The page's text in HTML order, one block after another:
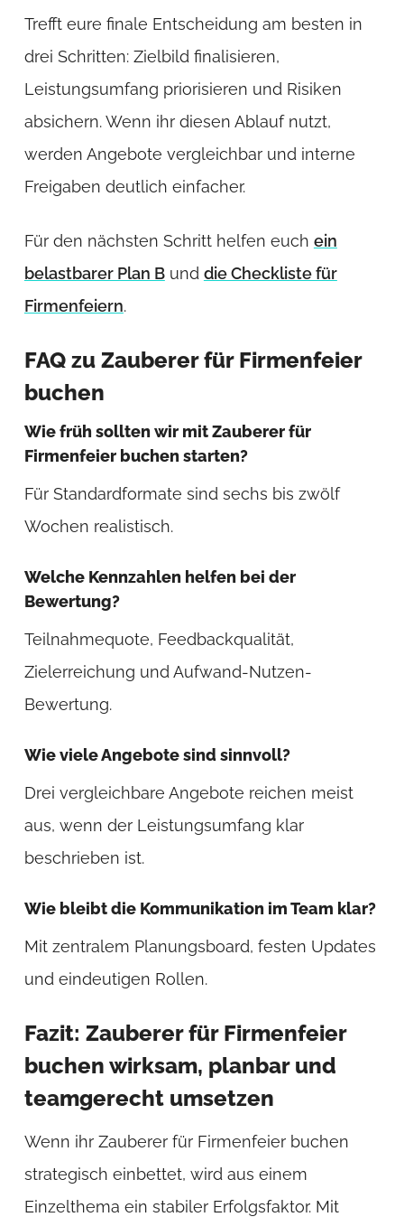
Trefft eure finale Entscheidung am besten in
drei Schritten: Zielbild finalisieren,
Leistungsumfang priorisieren und Risiken
absichern. Wenn ihr diesen Ablauf nutzt,
werden Angebote vergleichbar und interne
Freigaben deutlich einfacher.
Für den nächsten Schritt helfen euch ein
belastbarer Plan Bund die Checkliste für
Firmenfeiern.
FAQ zu Zauberer für Firmenfeier
buchen
Wie früh sollten wir mit Zauberer für
Firmenfeier buchen starten?
Für Standardformate sind sechs bis zwölf
Wochen realistisch.
Welche Kennzahlen helfen bei der
Bewertung?
Teilnahmequote, Feedbackqualität,
Zielerreichung und Aufwand-Nutzen-
Bewertung.
Wie viele Angebote sind sinnvoll?
Drei vergleichbare Angebote reichen meist
aus, wenn der Leistungsumfang klar
beschrieben ist.
Wie bleibt die Kommunikation im Team klar?
Mit zentralem Planungsboard, festen Updates
und eindeutigen Rollen.
Fazit: Zauberer für Firmenfeier
buchen wirksam, planbar und
teamgerecht umsetzen
Wenn ihr Zauberer für Firmenfeier buchen
strategisch einbettet, wird aus einem
Einzelthema ein stabiler Erfolgsfaktor. Mit